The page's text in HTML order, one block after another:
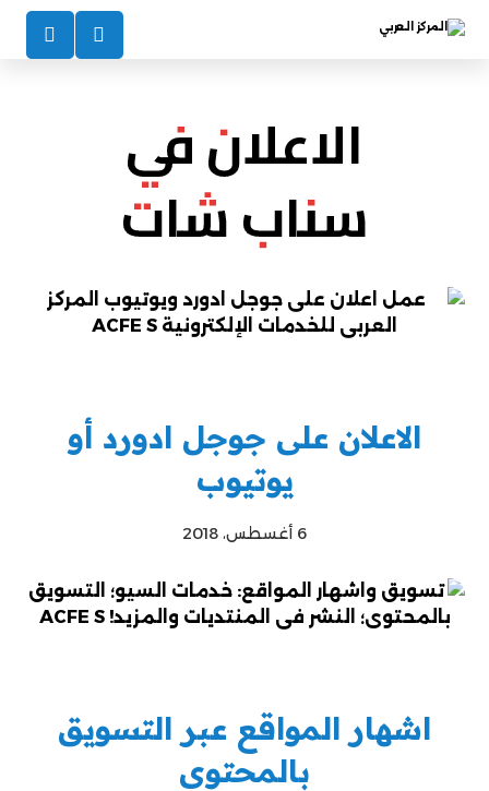
الاعلان في
سناب شات
الاعلان على جوجل ادورد أو
يوتيوب
6 أغسطس، 2018
اشهار المواقع عبر التسويق
بالمحتوى